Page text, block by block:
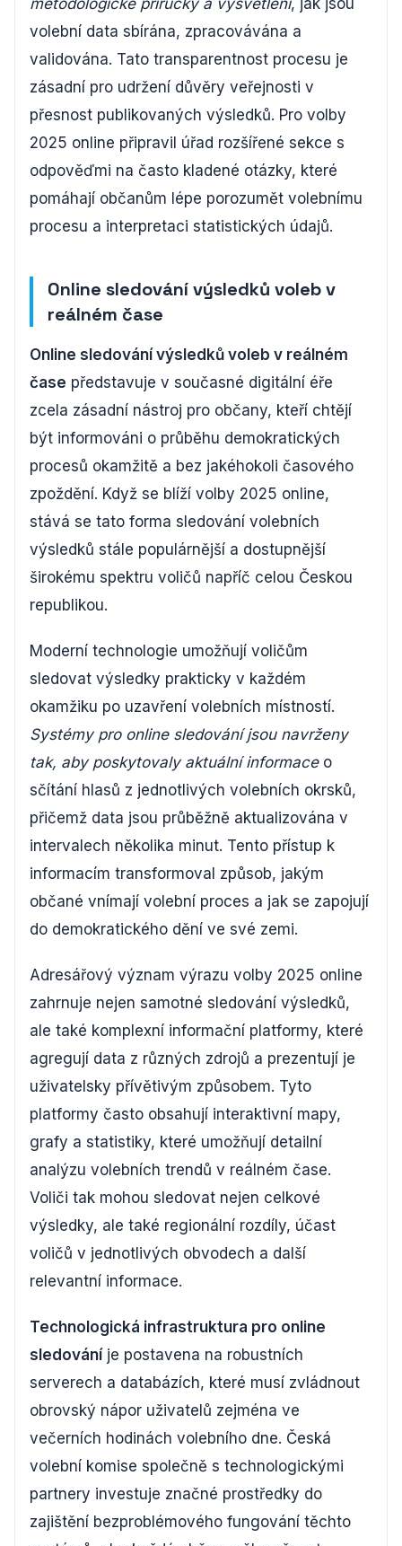
volební data sbírána, zpracovávána a
validována. Tato transparentnost procesu je
zásadní pro udržení důvěry veřejnosti v
přesnost publikovaných výsledků. Pro volby
2025 online připravil úřad rozšířené sekce s
odpověďmi na často kladené otázky, které
pomáhají občanům lépe porozumět volebnímu
procesu a interpretaci statistických údajů.
Online sledování výsledků voleb v
reálném čase
Online sledování výsledků voleb v reálném
čase představuje v současné digitální éře
zcela zásadní nástroj pro občany, kteří chtějí
být informováni o průběhu demokratických
procesů okamžitě a bez jakéhokoli časového
zpoždění. Když se blíží volby 2025 online,
stává se tato forma sledování volebních
výsledků stále populárnější a dostupnější
širokému spektru voličů napříč celou Českou
republikou.
Moderní technologie umožňují voličům
sledovat výsledky prakticky v každém
okamžiku po uzavření volebních místností.
Systémy pro online sledování jsou navrženy
tak, aby poskytovaly aktuální informaceo
sčítání hlasů z jednotlivých volebních okrsků,
přičemž data jsou průběžně aktualizována v
intervalech několika minut. Tento přístup k
informacím transformoval způsob, jakým
občané vnímají volební proces a jak se zapojují
do demokratického dění ve své zemi.
Adresářový význam výrazu volby 2025 online
zahrnuje nejen samotné sledování výsledků,
ale také komplexní informační platformy, které
agregují data z různých zdrojů a prezentují je
uživatelsky přívětivým způsobem. Tyto
platformy často obsahují interaktivní mapy,
grafy a statistiky, které umožňují detailní
analýzu volebních trendů v reálném čase.
Voliči tak mohou sledovat nejen celkové
výsledky, ale také regionální rozdíly, účast
voličů v jednotlivých obvodech a další
relevantní informace.
Technologická infrastruktura pro online
sledováníje postavena na robustních
serverech a databázích, které musí zvládnout
obrovský nápor uživatelů zejména ve
večerních hodinách volebního dne. Česká
volební komise společně s technologickými
partnery investuje značné prostředky do
zajištění bezproblémového fungování těchto